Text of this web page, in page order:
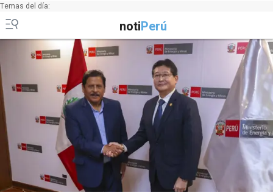
Temas del día:
notiPerú